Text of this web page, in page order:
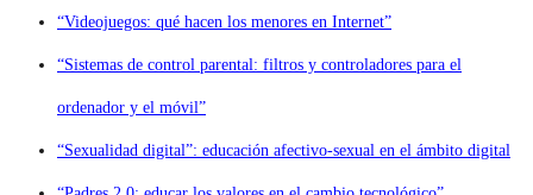
“Videojuegos: qué hacen los menores en Internet”
“Sistemas de control parental: filtros y controladores para el
ordenador y el móvil”
“Sexualidad digital”: educación afectivo-sexual en el ámbito digital